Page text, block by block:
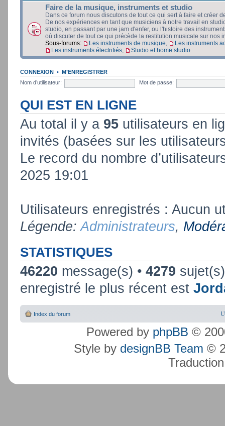
Faire de la musique, instruments et studio
Dans ce forum nous discutons de tout ce qui sert à faire et créer
De nos expériences en tant que musiciens à notre travail en
studio, en passant par une jam d'enfer, ou l'histoire des
où discuter de tout ce qui précède la restitution musicale sur nos
Sous-forums:
Les instruments de musique
Les instruments
Les instruments électrifiés
Studio et home studio
CONNEXION • M’ENREGISTRER
Nom d’utilisateur:
Mot de passe:
QUI EST EN LIGNE
Au total il y a 95 utilisateurs en
invités (basées sur les
Le record du nombre
2025 19:01
Utilisateurs enregistrés : Aucun
Légende:Administrateurs,
STATISTIQUES
46220 message(s) • 4279
enregistré le plus récent est
Index du forum
Powered by phpBB ©
Style by designBB Team ©